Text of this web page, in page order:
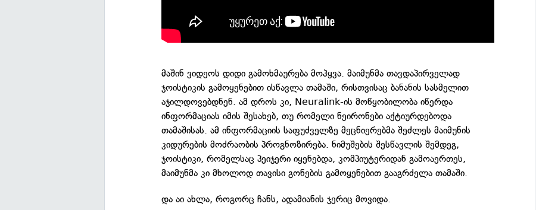
მაშინ ვიდეოს დიდი გამოხმაურება მოჰყვა. მაიმუნმა თავდაპირველად
ჯოისტიკის გამოყენებით ისწავლა თამაში, რისთვისაც ბანანის სასმელით
აჯილდოვებდნენ. ამ დროს კი, Neuralink-ის მოწყობილობა იწერდა
ინფორმაციას იმის შესახებ, თუ რომელი ნეირონები აქტიურდებოდა
თამაშისას. ამ ინფორმაციის საფუძველზე მეცნიერებმა შეძლეს მაიმუნის
კიდურების მოძრაობის პროგნოზირება. ნიმუშების შესწავლის შემდეგ,
ჯოისტიკი, რომელსაც პეიჯერი იყენებდა, კომპიუტერიდან გამოაერთეს,
მაიმუნმა კი მხოლოდ თავისი გონების გამოყენებით გააგრძელა თამაში.
და აი ახლა, როგორც ჩანს, ადამიანის ჯერიც მოვიდა.